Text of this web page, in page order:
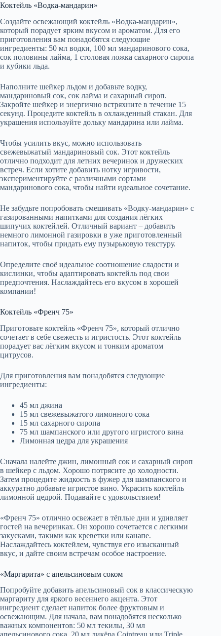
Коктейль «Водка-мандарин»
Создайте освежающий коктейль «Водка-мандарин»,
который порадует ярким вкусом и ароматом. Для его
приготовления вам понадобятся следующие
ингредиенты: 50 мл водки, 100 мл мандаринового сока,
сок половины лайма, 1 столовая ложка сахарного сиропа
и кубики льда.
Наполните шейкер льдом и добавьте водку,
мандариновый сок, сок лайма и сахарный сироп.
Закройте шейкер и энергично встряхните в течение 15
секунд. Процедите коктейль в охлажденный стакан. Для
украшения используйте дольку мандарина или лайма.
Чтобы усилить вкус, можно использовать
свежевыжатый мандариновый сок. Этот коктейль
отлично подходит для летних вечеринок и дружеских
встреч. Если хотите добавить нотку игривости,
экспериментируйте с различными сортами
мандаринового сока, чтобы найти идеальное сочетание.
Не забудьте попробовать смешивать «Водку-мандарин» с
газированными напитками для создания лёгких
шипучих коктейлей. Отличный вариант – добавить
немного лимонной газировки в уже приготовленный
напиток, чтобы придать ему пузырьковую текстуру.
Определите своё идеальное соотношение сладости и
кислинки, чтобы адаптировать коктейль под свои
предпочтения. Наслаждайтесь его вкусом в хорошей
компании!
Коктейль «Френч 75»
Приготовьте коктейль «Френч 75», который отлично
сочетает в себе свежесть и игристость. Этот коктейль
порадует вас лёгким вкусом и тонким ароматом
цитрусов.
Для приготовления вам понадобятся следующие
ингредиенты:
45 мл джина
15 мл свежевыжатого лимонного сока
15 мл сахарного сиропа
75 мл шампанского или другого игристого вина
Лимонная цедра для украшения
Сначала налейте джин, лимонный сок и сахарный сироп
в шейкер с льдом. Хорошо потрясите до холодности.
Затем процедите жидкость в фужер для шампанского и
аккуратно добавьте игристое вино. Украсить коктейль
лимонной цедрой. Подавайте с удовольствием!
«Френч 75» отлично освежает в тёплые дни и удивляет
гостей на вечеринках. Он хорошо сочетается с легкими
закусками, такими как креветки или канапе.
Наслаждайтесь коктейлем, чувствуя его изысканный
вкус, и дайте своим встречам особое настроение.
«Маргарита» с апельсиновым соком
Попробуйте добавить апельсиновый сок в классическую
маргариту для яркого весеннего акцента. Этот
ингредиент сделает напиток более фруктовым и
освежающим. Для начала, вам понадобятся несколько
важных компонентов: 50 мл текилы, 30 мл